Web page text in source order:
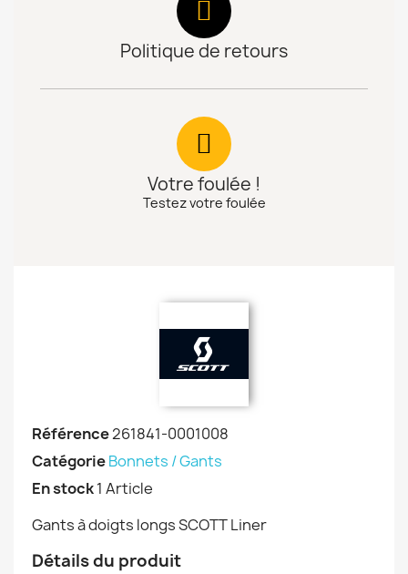
Politique de retours
Votre foulée !
Testez votre foulée
Référence261841-0001008
CatégorieBonnets / Gants
En stock1 Article
Gants à doigts longs SCOTT Liner
Détails du produit